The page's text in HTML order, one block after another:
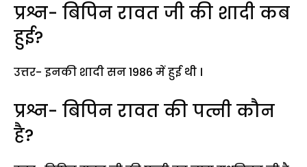
प्रश्न- बिपिन रावत जी की शादी कब
हुई?
उत्तर- इनकी शादी सन 1986 में हुई थी ।
प्रश्न- बिपिन रावत की पत्नी कौन
है?